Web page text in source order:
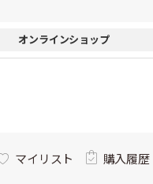
オンラインショップ
マイリスト 購入履歴